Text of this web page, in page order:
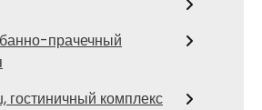
прачечный
гостиничный комплекс